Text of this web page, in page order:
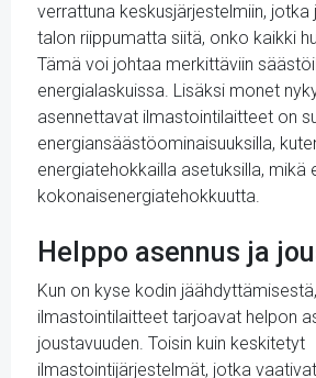
verrattuna keskusjärjestelmiin,
talon riippumatta siitä, onko kaikki
Tämä voi johtaa merkittäviin
energialaskuissa. Lisäksi monet
asennettavat ilmastointilaitteet on
energiansäästöominaisuuksilla,
energiatehokkailla asetuksilla, mikä
kokonaisenergiatehokkuutta.
Helppo asennus ja
Kun on kyse kodin
ilmastointilaitteet tarjoavat helpon
joustavuuden. Toisin kuin keskitetyt
ilmastointijärjestelmät, jotka